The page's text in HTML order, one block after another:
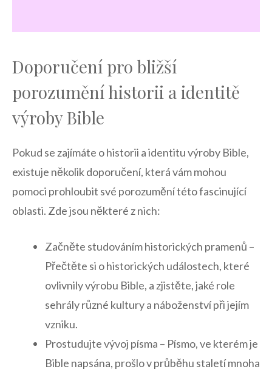
Doporučení pro bližší
porozumění‌ historii a identitě
výroby ⁢Bible
Pokud se zajímáte o historii⁤ a identitu výroby Bible,
existuje několik doporučení, která vám mohou
⁢pomoci prohloubit své porozumění‍ této fascinující
oblasti.​ Zde jsou některé z nich:
Začněte studováním historických pramenů –‌
Přečtěte si o historických událostech, které
ovlivnily výrobu Bible, a zjistěte, ⁤jaké⁢ role
sehrály různé‍ kultury a náboženství při jejím‍
vzniku.
Prostudujte vývoj písma – Písmo, ve kterém je
Bible napsána, prošlo v průběhu staletí mnoha